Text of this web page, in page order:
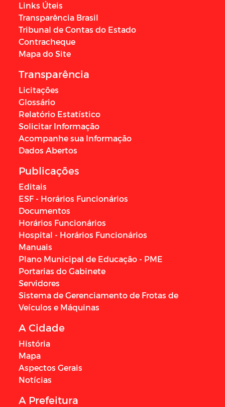
Links Úteis
Transparência Brasil
Tribunal de Contas do Estado
Contracheque
Mapa do Site
Transparência
Licitações
Glossário
Relatório Estatístico
Solicitar Informação
Acompanhe sua Informação
Dados Abertos
Publicações
Editais
ESF - Horários Funcionários
Documentos
Horários Funcionários
Hospital - Horários Funcionários
Manuais
Plano Municipal de Educação - PME
Portarias do Gabinete
Servidores
Sistema de Gerenciamento de Frotas de
Veículos e Máquinas
A Cidade
História
Mapa
Aspectos Gerais
Notícias
A Prefeitura